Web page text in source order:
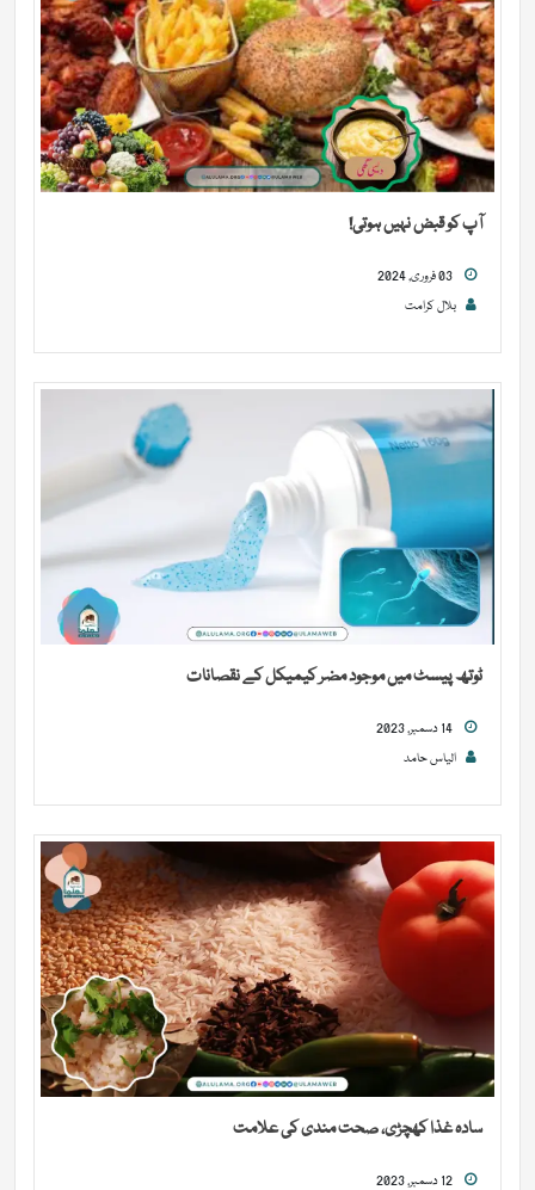
آپ کو قبض نہیں ہوتی!
بلال کرامت
ٹوتھ پیسٹ میں موجود مضر کیمیکل کے نقصانات
الیاس حامد
سادہ غذا کھچڑی، صحت مندی کی علامت